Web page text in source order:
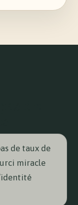
de taux de
miracle